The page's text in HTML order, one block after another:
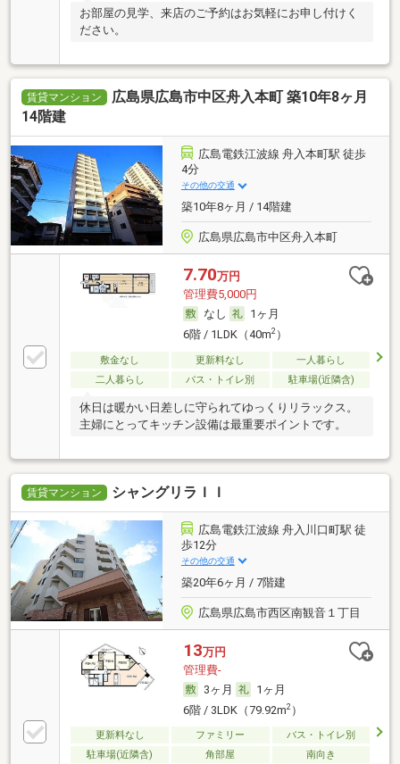
お部屋の見学、来店のご予約はお気軽にお申し付けく
ださい。
賃貸マンション
広島県広島市中区舟入本町 築10年8ヶ月
14階建
広島電鉄江波線 舟入本町駅 徒歩
4分
その他の交通
築10年8ヶ月 / 14階建
広島県広島市中区舟入本町
7.70万円
管理費5,000円
なし
1ヶ月
6階 / 1LDK（40m2）
敷金なし 更新料なし
一人暮らし
二人暮らし
バス・トイレ別 駐車場(近隣含)
休日は暖かい日差しに守られてゆっくりリラックス。
主婦にとってキッチン設備は最重要ポイントです。
賃貸マンション シャングリラＩＩ
広島電鉄江波線 舟入川口町駅 徒
歩12分
その他の交通
築20年6ヶ月 / 7階建
広島県広島市西区南観音１丁目
13万円
管理費-
3ヶ月
1ヶ月
6階 / 3LDK（79.92m2）
更新料なし ファミリー
バス・トイレ別
駐車場(近隣含)
角部屋 南向き